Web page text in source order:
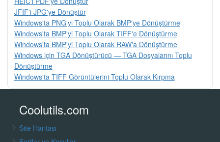
JFIF'i JPG'ye Dönüştür
Windows'ta PNG'yi Toplu Olarak BMP'ye Dönüştürme
Windows'ta BMP'yi Toplu Olarak TIFF'e Dönüştürme
Windows'ta BMP'yi Toplu Olarak RAW'a Dönüştürme
Windows için TGA Dönüştürücü — TGA Dosyalarını Toplu
Dönüştürme
Windows'ta TIFF Görüntülerini Toplu Olarak Kırpma
Coolutils.com
Site Haritası